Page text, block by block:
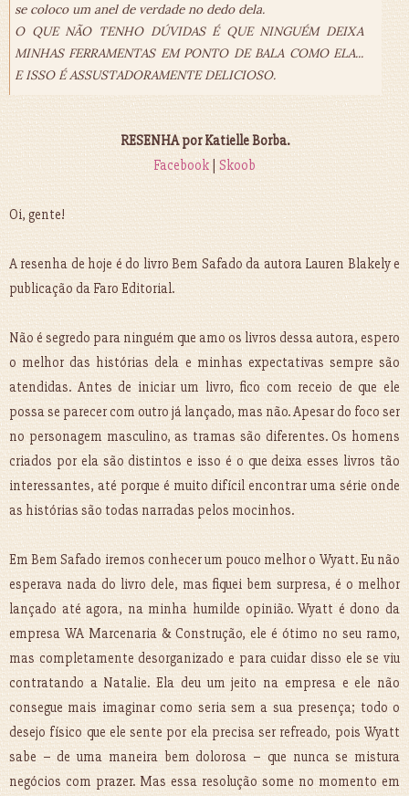
se coloco um anel de verdade no dedo dela.
O QUE NÃO TENHO DÚVIDAS É QUE NINGUÉM DEIXA
MINHAS FERRAMENTAS EM PONTO DE BALA COMO ELA...
E ISSO É ASSUSTADORAMENTE DELICIOSO.
RESENHA por Katielle Borba.
Facebook| Skoob
Oi, gente!
A resenha de hoje é do livro Bem Safado da autora Lauren Blakely e
publicação da Faro Editorial.
Não é segredo para ninguém que amo os livros dessa autora, espero
o melhor das histórias dela e minhas expectativas sempre são
atendidas. Antes de iniciar um livro, fico com receio de que ele
possa se parecer com outro já lançado, mas não. Apesar do foco ser
no personagem masculino, as tramas são diferentes. Os homens
criados por ela são distintos e isso é o que deixa esses livros tão
interessantes, até porque é muito difícil encontrar uma série onde
as histórias são todas narradas pelos mocinhos.
Em Bem Safado iremos conhecer um pouco melhor o Wyatt. Eu não
esperava nada do livro dele, mas fiquei bem surpresa, é o melhor
lançado até agora, na minha humilde opinião. Wyatt é dono da
empresa WA Marcenaria & Construção, ele é ótimo no seu ramo,
mas completamente desorganizado e para cuidar disso ele se viu
contratando a Natalie. Ela deu um jeito na empresa e ele não
consegue mais imaginar como seria sem a sua presença; todo o
desejo físico que ele sente por ela precisa ser refreado, pois Wyatt
sabe – de uma maneira bem dolorosa – que nunca se mistura
negócios com prazer. Mas essa resolução some no momento em